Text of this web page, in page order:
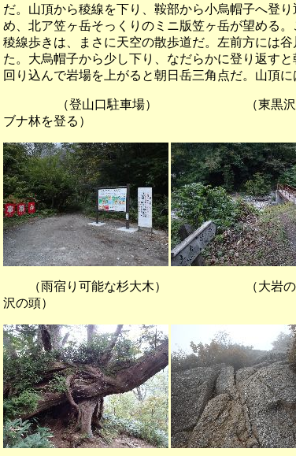
だ。山頂から稜線を下り、鞍部から小烏帽子へ登
め、北ア笠ヶ岳そっくりのミニ版笠ヶ岳が望める
稜線歩きは、まさに天空の散歩道だ。左前方には
た。大烏帽子から少し下り、なだらかに登り返す
回り込んで岩場を上がると朝日岳三角点だ。山頂に
（登山口駐車場） （東黒沢を鉄
ブナ林を登る）
（雨宿り可能な杉大木） （大
沢の頭）